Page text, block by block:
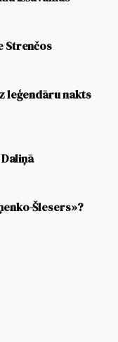
Strenčos
leģendāru nakts
Šlesers»?